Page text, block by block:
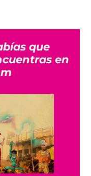
que
en